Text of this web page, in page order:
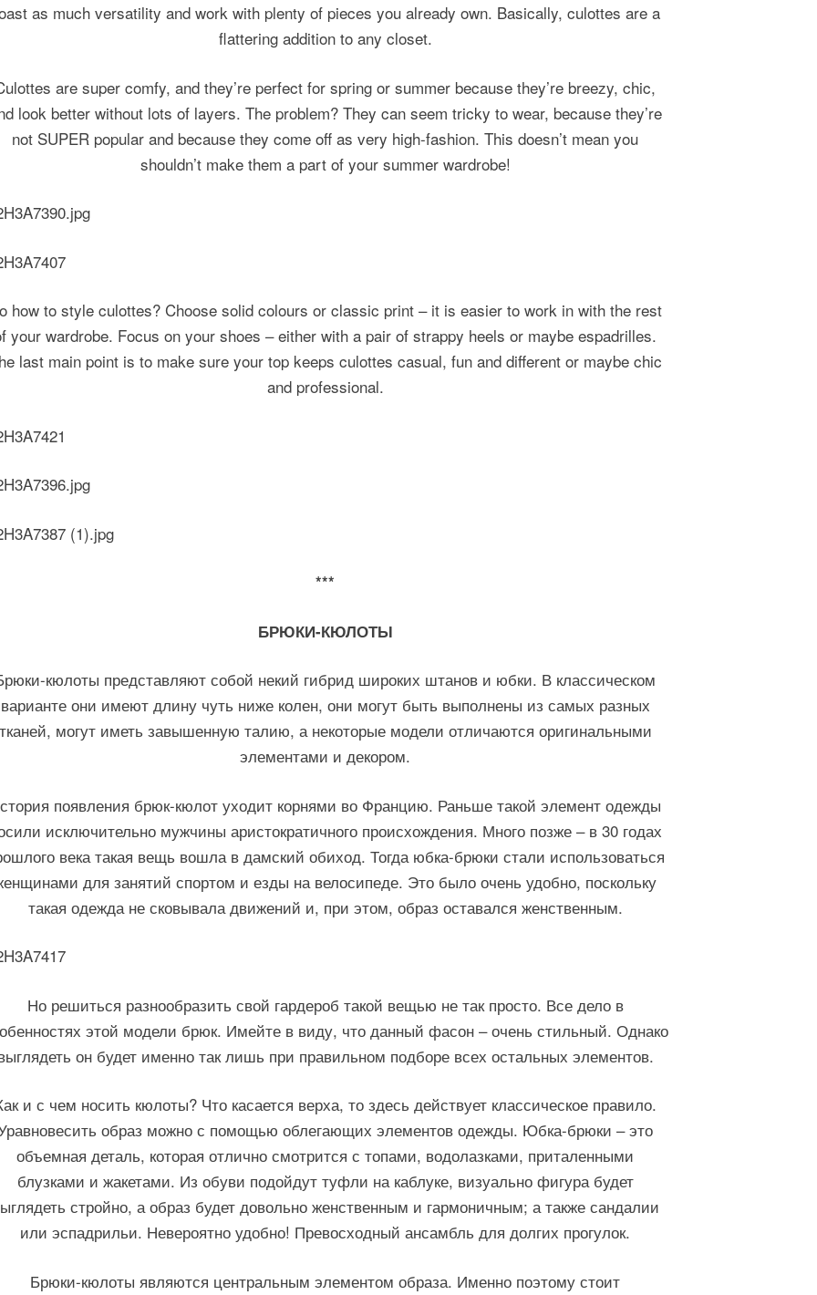
as much versatility and work with plenty of pieces you already own. Basically, culottes are a
flattering addition to any closet.
are super comfy, and they’re perfect for spring or summer because they’re breezy, chic,
look better without lots of layers. The problem? They can seem tricky to wear, because they’re
not SUPER popular and because they come off as very high-fashion. This doesn’t mean you
shouldn’t make them a part of your summer wardrobe!
how to style culottes? Choose solid colours or classic print – it is easier to work in with the rest
your wardrobe. Focus on your shoes – either with a pair of strappy heels or maybe espadrilles.
last main point is to make sure your top keeps culottes casual, fun and different or maybe chic
and professional.
***
БРЮКИ-КЮЛОТЫ
кюлоты представляют собой некий гибрид широких штанов и юбки. В классическом
варианте они имеют длину чуть ниже колен, они могут быть выполнены из самых разных
могут иметь завышенную талию, а некоторые модели отличаются оригинальными
элементами и декором.
появления брюк-кюлот уходит корнями во Францию. Раньше такой элемент одежды
исключительно мужчины аристократичного происхождения. Много позже – в 30 годах
века такая вещь вошла в дамский обиход. Тогда юбка-брюки стали использоваться
для занятий спортом и езды на велосипеде. Это было очень удобно, поскольку
такая одежда не сковывала движений и, при этом, образ оставался женственным.
Но решиться разнообразить свой гардероб такой вещью не так просто. Все дело в
этой модели брюк. Имейте в виду, что данный фасон – очень стильный. Однако
он будет именно так лишь при правильном подборе всех остальных элементов.
и с чем носить кюлоты? Что касается верха, то здесь действует классическое правило.
образ можно с помощью облегающих элементов одежды. Юбка-брюки – это
объемная деталь, которая отлично смотрится с топами, водолазками, приталенными
блузками и жакетами. Из обуви подойдут туфли на каблуке, визуально фигура будет
стройно, а образ будет довольно женственным и гармоничным; а также сандалии
или эспадрильи. Невероятно удобно! Превосходный ансамбль для долгих прогулок.
Брюки-кюлоты являются центральным элементом образа. Именно поэтому стоит